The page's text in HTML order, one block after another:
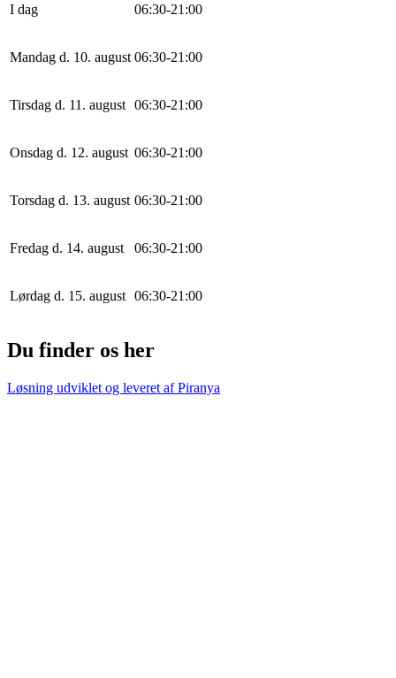
I dag 06:30-21 :00
Mandag d. 10. august 06:30-21 :00
Tirsdag d. 11. august 06:30-21 :00
Onsdag d. 12. august 06:30-21 :00
Torsdag d. 13. august 06:30-21 :00
Fredag d. 14. august 06:30-21 :00
Lørdag d. 15. august 06:30-21 :00
Du finder os her
Løsning udviklet og leveret afPiranya